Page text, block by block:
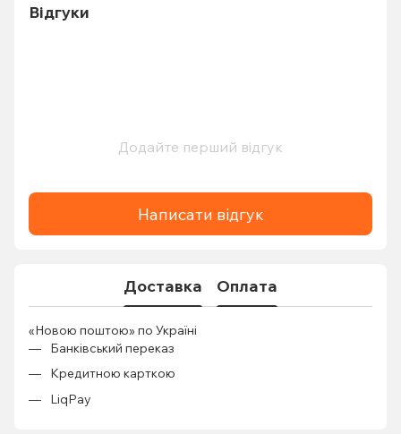
Відгуки
Додайте перший відгук
Написати відгук
Доставка Оплата
«Новою поштою» по Україні
Банківський переказ
Кредитною карткою
LiqPay